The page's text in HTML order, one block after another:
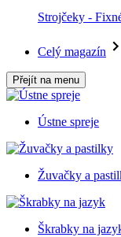
Strojčeky -
Celý magazín
Přejít na menu
Ústne spreje
Žuvačky a
Škrabky na